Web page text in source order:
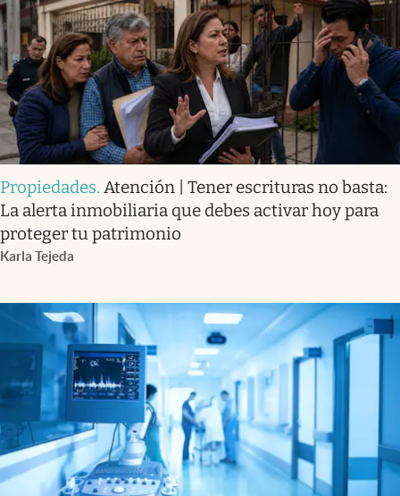
Propiedades. Atención | Tener escrituras no basta:
La alerta inmobiliaria que debes activar hoy para
proteger tu patrimonio
Karla Tejeda